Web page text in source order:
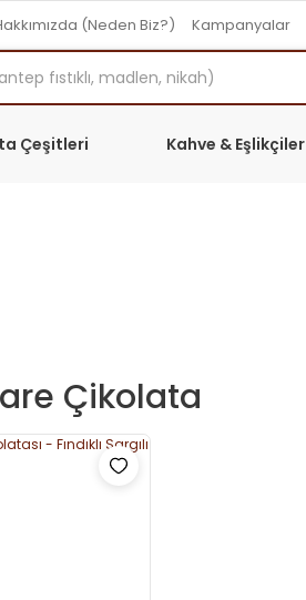
(Neden Biz?) Kampanyalar
Çeşitleri Kahve & Eşlikçiler
Çikolata